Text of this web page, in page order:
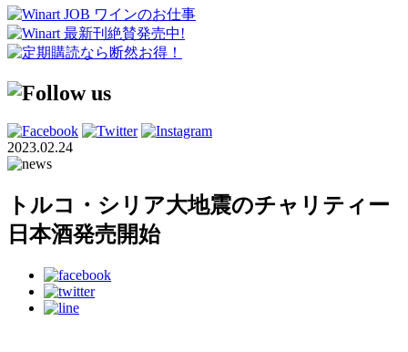
2023.02.24
トルコ・シリア大地震のチャリティー
日本酒発売開始